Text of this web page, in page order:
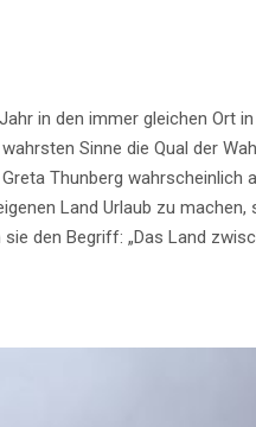
in den immer gleichen Ort
Sinne die Qual der
Thunberg wahrscheinlich
Land Urlaub zu
den Begriff: „Das Land